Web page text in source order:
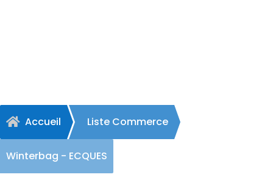
 Accueil Liste Commerce
Winterbag - ECQUES